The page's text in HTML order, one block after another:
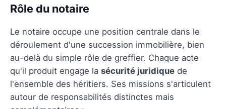
Rôle du notaire
Le notaire occupe une position centrale dans le
déroulement d'une succession immobilière, bien
au-delà du simple rôle de greffier. Chaque acte
qu'il produit engage la sécurité juridique de
l'ensemble des héritiers. Ses missions s'articulent
autour de responsabilités distinctes mais